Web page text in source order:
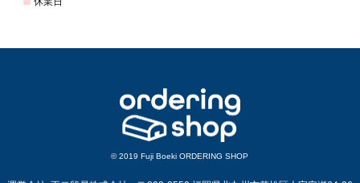
© 2019 Fuji Boeki ORDERING SHOP